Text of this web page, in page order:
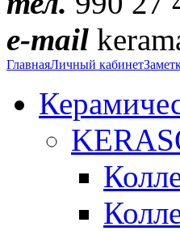
e-mail
ГлавнаяЛичный кабинет